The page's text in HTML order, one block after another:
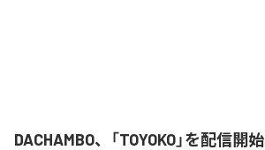
DACHAMBO、「TOYOKO」を配信開始